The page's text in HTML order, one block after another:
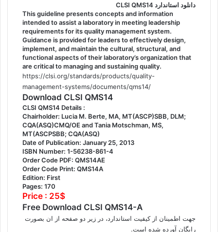
دانلود استاندارد CLSI QMS14
This guideline presents concepts and information
intended to assist a laboratory in meeting leadership
requirements for its quality management system.
Guidance is provided for leaders to effectively design,
implement, and maintain the cultural, structural, and
functional aspects of their laboratory’s organization that
are critical to managing and sustaining quality.
https://clsi.org/standards/products/quality-
management-systems/documents/qms14/
Download CLSI QMS14
CLSI QMS14 Details :
Chairholder: Lucia M. Berte, MA, MT(ASCP)SBB, DLM;
CQA(ASQ)CMQ/OE and Tania Motschman, MS,
MT(ASCPSBB; CQA(ASQ)
Date of Publication: January 25, 2013
ISBN Number: 1-56238-861-4
Order Code PDF: QMS14AE
Order Code Print: QMS14A
Edition: First
Pages: 170
Price : 25$
Free Download CLSI QMS14-A
جهت اطمینان از کیفیت استاندارد، در زیر دو صفحه از ان بصورت
رایگان آورده شده است.